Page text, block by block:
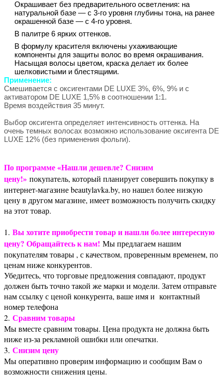
Окрашивает без предварительного осветления: на
натуральной базе — с 3-го уровня глубины тона, на ранее
окрашенной базе — с 4-го уровня.
В палитре 6 ярких оттенков.
В формулу красителя включены ухаживающие
компоненты для защиты волос во время окрашивания.
Насыщая волосы цветом, краска делает их более
шелковистыми и блестящими.
Применение:
Смешивается с оксигентами DE LUXE 3%, 6%, 9% и с
активатором DE LUXE 1,5% в соотношении 1:1.
Время воздействия 35 минут.
Выбор оксигента определяет интенсивность оттенка. На
очень темных волосах возможно использование оксигента DE
LUXE 12% (без применения фольги).
По программе «Нашли дешевле? Снизим
цену!» покупатель, который планирует совершить покупку в
интернет-магазине beautylavka.by, но нашел более низкую
цену в другом магазине, имеет возможность получить скидку
на этот товар.
1. Вы хотите приобрести товар и нашли более интересную
цену? Обращайтесь к нам! Мы предлагаем нашим
покупателям товары , с качеством, проверенным временем, по
ценам ниже конкурентов.
Убедитесь, что торговые предложения совпадают, продукт
должен быть точно такой же марки и модели. Затем отправьте
нам ссылку с ценой конкурента, ваше имя и контактный
номер телефона
2. Сравним товары
Мы вместе сравним товары. Цена продукта не должна быть
ниже из-за рекламной ошибки или опечатки.
3. Снизим цену
Мы оперативно проверим информацию и сообщим Вам о
возможности снижения цены.